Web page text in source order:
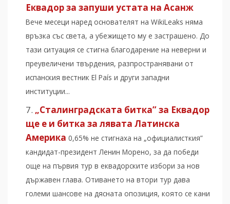
Еквадор за запуши устата на Асанж
Вече месеци наред основателят на WikiLeaks няма
връзка със света, а убежището му е застрашено. До
тази ситуация се стигна благодарение на неверни и
преувеличени твърдения, разпространявани от
испанския вестник El País и други западни
институции...
„Сталинградската битка” за Еквадор
ще е и битка за лявата Латинска
Америка 0,65% не стигнаха на „официалисткия”
кандидат-президент Ленин Морено, за да победи
още на първия тур в еквадорските избори за нов
държавен глава. Отиването на втори тур дава
големи шансове на дясната опозиция, която се кани